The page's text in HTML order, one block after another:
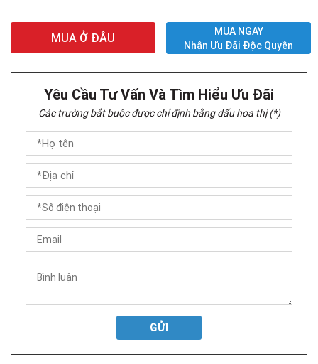
MUA Ở ĐÂU
MUA NGAY
Nhận Ưu Đãi Độc Quyền
Yêu Cầu Tư Vấn Và Tìm Hiểu Ưu Đãi
Các trường bắt buộc được chỉ định bằng dấu hoa thị (*)
GỬI